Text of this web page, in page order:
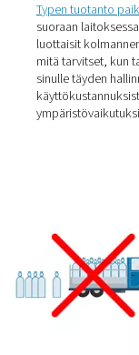
Typen Tuotanto
Mitä
typen
suoraan
luottaisit
mitä
sinulle